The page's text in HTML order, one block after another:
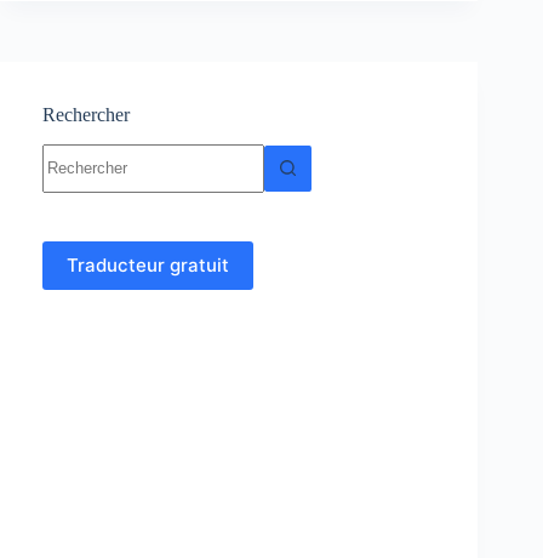
Rechercher
résultat
Traducteur gratuit